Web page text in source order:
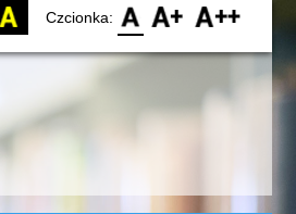
BY Czcionka: F0 F1 F2